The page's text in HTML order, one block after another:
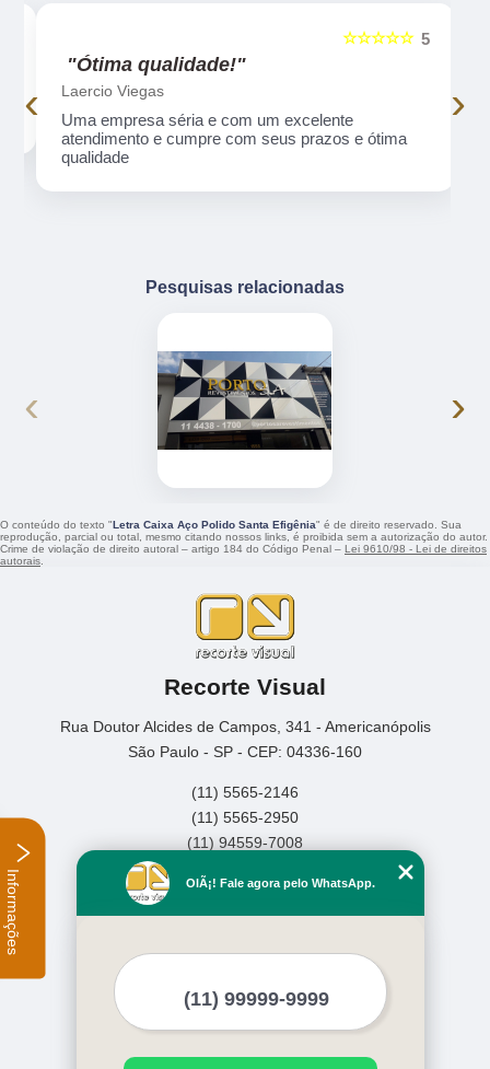
5
☆☆☆☆☆
"Ótima qualidade!"
Laercio Viegas
Uma empresa séria e com um excelente
atendimento e cumpre com seus prazos e ótima
qualidade
‹ ›
Pesquisas relacionadas
‹ ›
O conteúdo do texto "Letra Caixa Aço Polido Santa Efigênia" é de direito reservado. Sua
reprodução, parcial ou total, mesmo citando nossos links, é proibida sem a autorização do autor.
Crime de violação de direito autoral – artigo 184 do Código Penal – Lei 9610/98 - Lei de direitos
autorais
Recorte Visual
Rua Doutor Alcides de Campos, 341 - Americanópolis
São Paulo - SP - CEP: 04336-160
(11) 5565-2146
(11) 5565-2950
(11) 94559-7008
Home
Serviços
Mapa do site
Mais Serviços
OlÃ¡! Fale agora pelo WhatsApp.
Informações